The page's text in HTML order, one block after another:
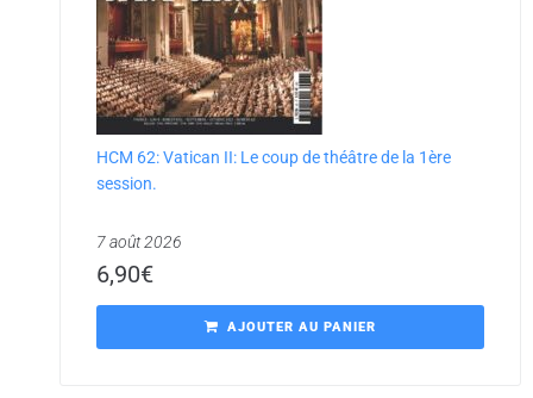
HCM 62: Vatican II: Le coup de théâtre de la 1ère
session.
7 août 2026
6,90€
AJOUTER AU PANIER